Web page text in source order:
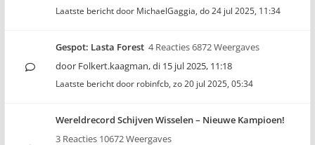
Laatste bericht door MichaelGaggia, do 24 jul 2025, 11:34
Gespot: Lasta Forest 4 Reacties 6872 Weergaves
door Folkert.kaagman,di 15 jul 2025, 11:18
Laatste bericht door robinfcb, zo 20 jul 2025, 05:34
Wereldrecord Schijven Wisselen – Nieuwe Kampioen!
3 Reacties 10672 Weergaves